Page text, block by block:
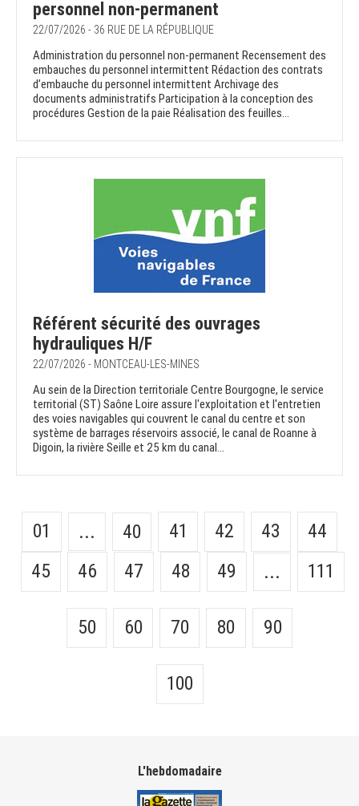
personnel non-permanent
22/07/2026 - 36 RUE DE LA RÉPUBLIQUE
Administration du personnel non-permanent Recensement des
embauches du personnel intermittent Rédaction des contrats
d’embauche du personnel intermittent Archivage des
documents administratifs Participation à la conception des
procédures Gestion de la paie Réalisation des feuilles...
Référent sécurité des ouvrages
hydrauliques H/F
22/07/2026 - MONTCEAU-LES-MINES
Au sein de la Direction territoriale Centre Bourgogne, le service
territorial (ST) Saône Loire assure l'exploitation et l'entretien
des voies navigables qui couvrent le canal du centre et son
système de barrages réservoirs associé, le canal de Roanne à
Digoin, la rivière Seille et 25 km du canal...
01 ... 40 41 42 43
44
45
46 47 48 49 ... 111
50 60 70 80 90
100
L'hebdomadaire